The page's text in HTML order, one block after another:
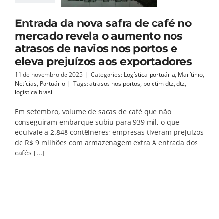
Entrada da nova safra de café no
mercado revela o aumento nos
atrasos de navios nos portos e
eleva prejuízos aos exportadores
11 de novembro de 2025 | Categories: Logística-portuária, Marítimo,
Notícias, Portuário | Tags:atrasos nos portos, boletim dtz, dtz,
logística brasil
Em setembro, volume de sacas de café que não
conseguiram embarque subiu para 939 mil, o que
equivale a 2.848 contêineres; empresas tiveram prejuízos
de R$ 9 milhões com armazenagem extra A entrada dos
cafés [...]